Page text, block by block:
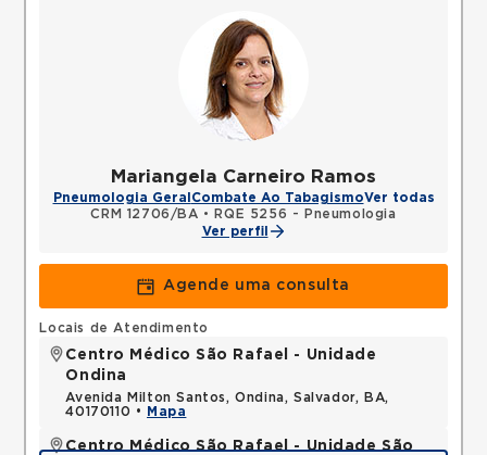
Mariangela Carneiro Ramos
Pneumologia Geral Combate Ao TabagismoVer todas
CRM 12706/BA •
RQE 5256 - Pneumologia
Ver perfil
Agende uma consulta
Locais de Atendimento
Centro Médico São Rafael - Unidade
Ondina
Avenida Milton Santos, Ondina, Salvador, BA,
40170110 •
Mapa
Centro Médico São Rafael - Unidade São